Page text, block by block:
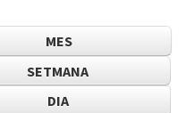
MES
SETMANA
DIA